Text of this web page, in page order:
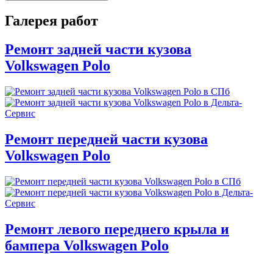
Галерея работ
Ремонт задней части кузова
Volkswagen Polo
Ремонт передней части кузова
Volkswagen Polo
Ремонт левого переднего крыла и
бампера Volkswagen Polo